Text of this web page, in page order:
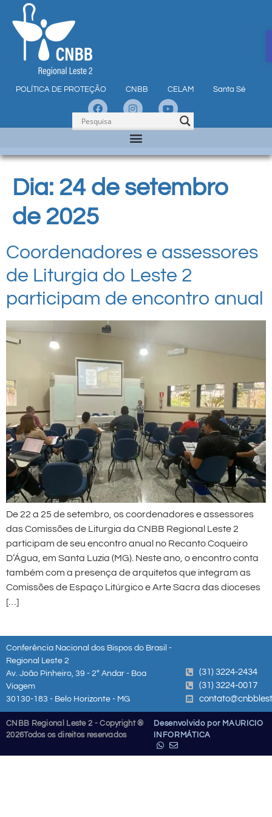
POLÍTICA DE PROTEÇÃO CNBB CELAM Santa Sé
Dia: 24 de setembro
de 2025
Coordenadores e assessores
de Liturgia do Leste 2
participam de encontro anual
De 22 a 25 de setembro, os coordenadores e assessores
das Comissões de Liturgia da CNBB Regional Leste 2
participam de seu encontro anual no Recanto Coqueiro
D’Água, em Santa Luzia (MG). Neste ano, o encontro conta
também com a presença de arquitetos que integram as
Comissões de Espaço Litúrgico e Arte Sacra das dioceses
[…]
Conferência Nacional dos Bispos do Brasil -
Regional Leste 2
Av. João Pinheiro, 39 - 2º Andar - Boa
Viagem
30130-183 - Belo Horizonte - MG
(31) 3224-2434
(31) 3224-0017
CNBB Regional Leste 2 - Copyright ®
2026Todos os direitos reservados
Desenvolvido por MAURICIO
INFORMÁTICA